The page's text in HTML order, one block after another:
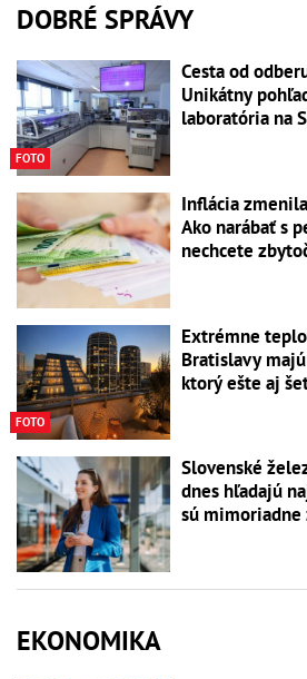
DOBRÉ SPRÁVY
FOTO
Cesta od
Unikátny
laboratória na
Inflácia
Ako narábať s
nechcete
FOTO
Extrémne
Bratislavy
ktorý ešte aj
Slovenské
dnes hľadajú
sú mimoriadne
EKONOMIKA